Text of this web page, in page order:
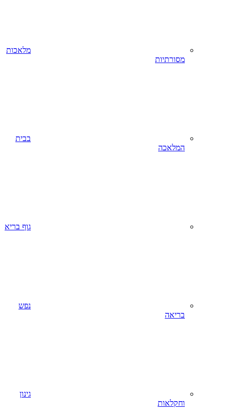
מלאכות
מסורתיות
בבית
המלאכה
גוף בריא
נפש
בריאה
גינון
וחקלאות